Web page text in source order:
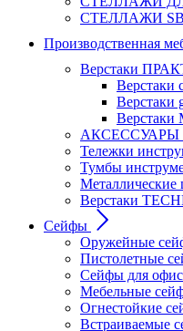
СТЕЛЛАЖИ
Производственная
Верстаки
Верстаки
Верстаки
Верстаки
АКСЕССУАРЫ
Тележки
Тумбы
Металлические
Верстаки
Сейфы
Оружейные
Пистолетные
Сейфы для
Мебельные
Огнестойкие
Встраиваемые